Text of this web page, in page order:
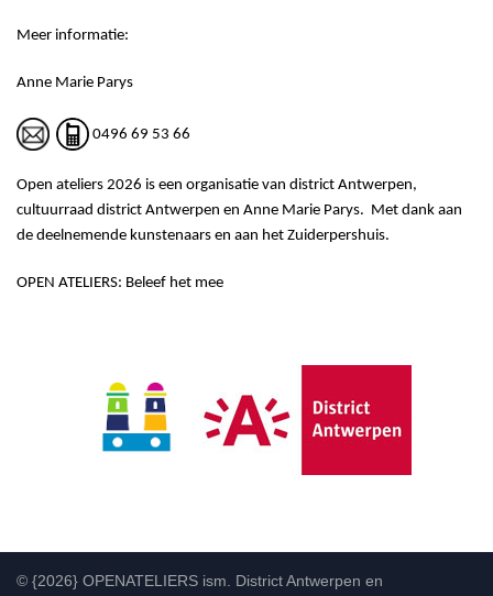
Meer informatie:
Anne Marie Parys
0496 69 53 66
Open ateliers 2026 is een organisatie van district Antwerpen,
cultuurraad district Antwerpen en Anne Marie Parys. Met dank aan
de deelnemende kunstenaars en aan het Zuiderpershuis.
OPEN ATELIERS: Beleef het mee
© {2026} OPENATELIERS ism. District Antwerpen en